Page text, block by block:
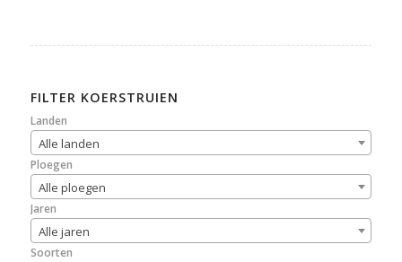
FILTER KOERSTRUIEN
Landen
Alle landen
Ploegen
Alle ploegen
Jaren
Alle jaren
Soorten